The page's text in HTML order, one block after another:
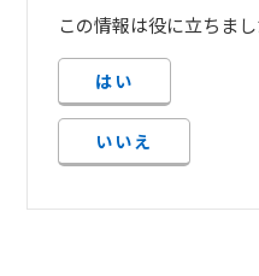
この情報は役に立ちまし
はい
いいえ